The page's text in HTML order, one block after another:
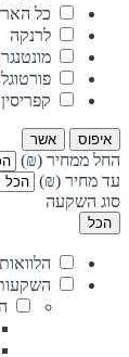
כל
לרנקה
פורטוגל
קפריסין
איפוס אשר
החל ממחיר (₪)
עד מחיר (₪)
סוג השקעה
הכל
הלוואות